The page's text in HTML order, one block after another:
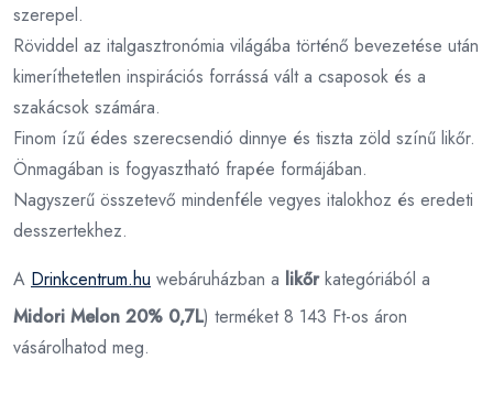
szerepel.
Röviddel az italgasztronómia világába történő bevezetése után
kimeríthetetlen inspirációs forrássá vált a csaposok és a
szakácsok számára.
Finom ízű édes szerecsendió dinnye és tiszta zöld színű likőr.
Önmagában is fogyasztható frapée formájában.
Nagyszerű összetevő mindenféle vegyes italokhoz és eredeti
desszertekhez.
A Drinkcentrum.hu webáruházban a likőrkategóriából a
Midori Melon 20% 0,7L) terméket 8 143 Ft-os áron
vásárolhatod meg.